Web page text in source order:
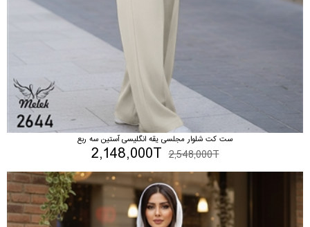
ست کت شلوار مجلسی یقه انگلیسی آستین سه ربع
2,548,000T
2,148,000T